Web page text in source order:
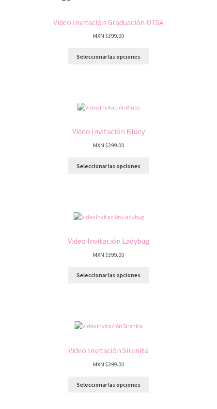
Video Invitación Graduación UTSA
MXN $399.00
Seleccionar las opciones
Video Invitación Bluey
MXN $399.00
Seleccionar las opciones
Video Invitación Ladybug
MXN $399.00
Seleccionar las opciones
Video Invitación Sirenita
MXN $399.00
Seleccionar las opciones